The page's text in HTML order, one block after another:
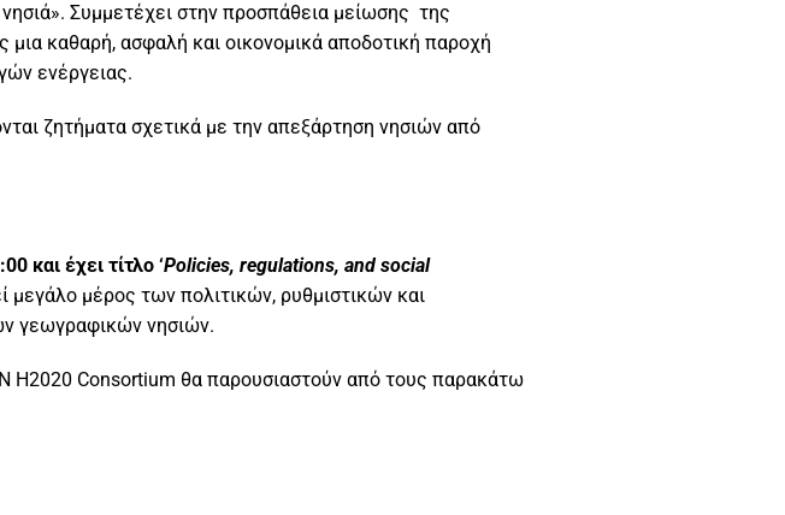
Συμμετέχει στην προσπάθεια μείωσης της
μια καθαρή, ασφαλή και οικονομικά αποδοτική παροχή
ενέργειας.
ζητήματα σχετικά με την απεξάρτηση νησιών από
και έχει τίτλο ‘Policies, regulations, and social
μεγάλο μέρος των πολιτικών, ρυθμιστικών και
γεωγραφικών νησιών.
H2020 Consortium θα παρουσιαστούν από τους παρακάτω